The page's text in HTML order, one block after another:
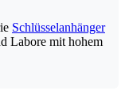
Schlüsselanhänger
Labore mit hohem